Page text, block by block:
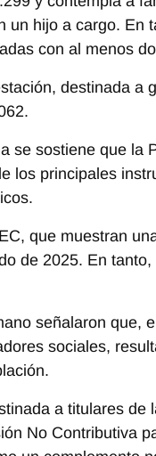
un hijo a cargo.
con al menos
destinada a
se sostiene que la
los principales
que muestran
de 2025. En
señalaron que,
sociales,
a titulares
No Contributiva